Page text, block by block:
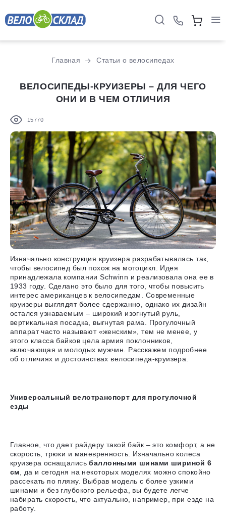
Главная Статьи о велосипедах
ВЕЛОСИПЕДЫ-КРУИЗЕРЫ – ДЛЯ ЧЕГО
ОНИ И В ЧЕМ ОТЛИЧИЯ
15770
Изначально конструкция круизера разрабатывалась так,
чтобы велосипед был похож на мотоцикл. Идея
принадлежала компании Schwinn и реализовала она ее в
1933 году. Сделано это было для того, чтобы повысить
интерес американцев к велосипедам. Современные
круизеры выглядят более сдержанно, однако их дизайн
остался узнаваемым – широкий изогнутый руль,
вертикальная посадка, выгнутая рама
. Прогулочный
аппарат часто называют «женским», тем не менее, у
этого класса байков цела армия поклонников,
включающая и молодых мужчин. Расскажем подробнее
об отличиях и достоинствах велосипеда-круизера.
Универсальный велотранспорт для прогулочной
езды
Главное, что дает райдеру такой байк – это комфорт, а не
скорость, трюки и маневренность. Изначально колеса
круизера оснащалисьбаллонными шинами шириной 6
см , да и сегодня на некоторых моделях можно спокойно
рассекать по пляжу. Выбрав модель с более узкими
шинами и без глубокого рельефа, вы будете легче
набирать скорость, что актуально, например, при езде на
работу.